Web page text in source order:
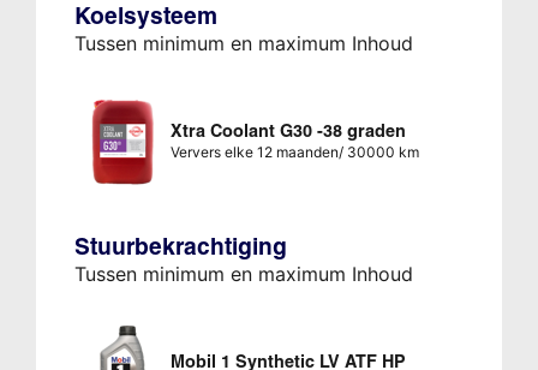
Koelsysteem
Tussen minimum en maximum Inhoud
Xtra Coolant G30 -38 graden
Ververs elke 12 maanden/ 30000 km
Stuurbekrachtiging
Tussen minimum en maximum Inhoud
Mobil 1 Synthetic LV ATF HP